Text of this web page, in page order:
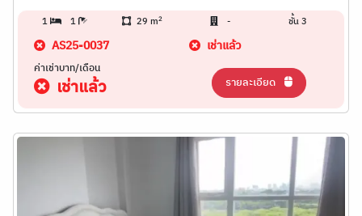
1 1 29 m2 - ชั้น 3
AS25-0037 เช่าแล้ว
ค่าเช่าบาท/เดือน
เช่าแล้ว รายละเอียด